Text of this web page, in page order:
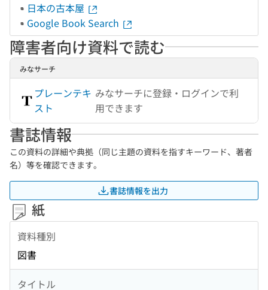
日本の古本屋
Google Book Search
障害者向け資料で読む
みなサーチ
プレーンテキ
スト
みなサーチに登録・ログインで利
用できます
書誌情報
この資料の詳細や典拠（同じ主題の資料を指すキーワード、著者
名）等を確認できます。
書誌情報を出力
紙
資料種別
図書
タイトル